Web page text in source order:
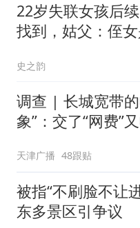
22岁失联女孩后
找到，姑父：侄女
史之韵
调查 | 长城宽带
象”：交了“网费”
可延长到2037年
天津广播 48跟贴
被指“不刷脸不让
东多景区引争议